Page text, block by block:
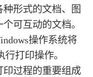
形式的文档、图
可互动的文档。
操作系统将
行打印操作。
印过程的重要组成